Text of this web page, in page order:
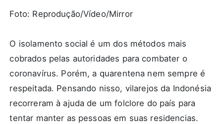
Foto: Reprodução/Vídeo/Mirror
O isolamento social é um dos métodos mais
cobrados pelas autoridades para combater o
coronavírus. Porém, a quarentena nem sempre é
respeitada. Pensando nisso, vilarejos da Indonésia
recorreram à ajuda de um folclore do país para
tentar manter as pessoas em suas residencias.